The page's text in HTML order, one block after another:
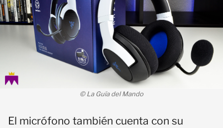
© La Guía del Mando
El micrófono también cuenta con su